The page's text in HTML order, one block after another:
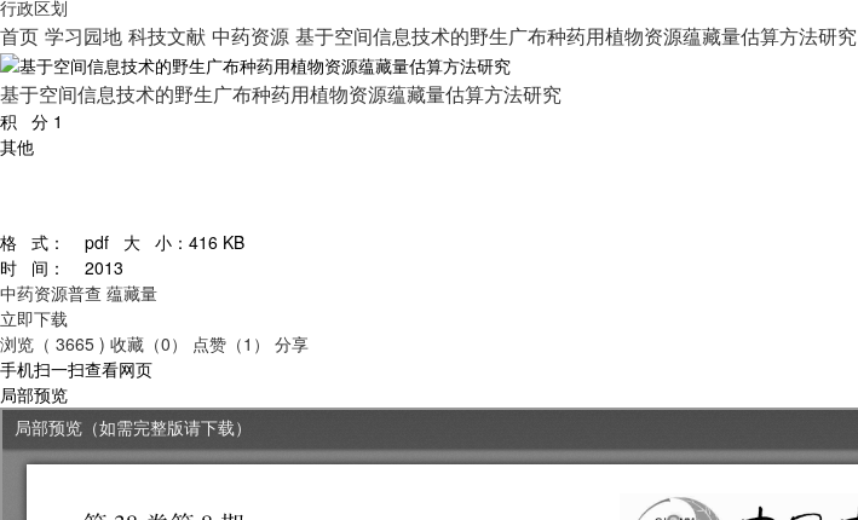
行政区划
首页 学习园地 科技文献 中药资源 基于空间信息技术的野生广布种药用植物资源蕴藏量估算方法研究
基于空间信息技术的野生广布种药用植物资源蕴藏量估算方法研究
积 分 1
其他
格 式： pdf 大 小： 416 KB
时 间：
2013
中药资源普查 蕴藏量
立即下载
浏览（ 3665 ) 收藏（0） 点赞（1）
分享
手机扫一扫查看网页
局部预览